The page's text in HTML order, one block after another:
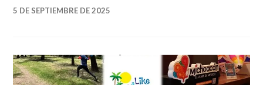
5 DE SEPTIEMBRE DE 2025